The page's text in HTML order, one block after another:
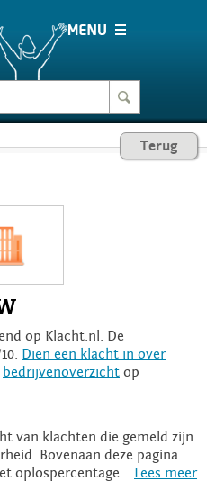
Terug
op Klacht.nl. De
Dien een klacht in over
bedrijvenoverzicht op
van klachten die gemeld zijn
Bovenaan deze pagina
oplospercentage... Lees meer